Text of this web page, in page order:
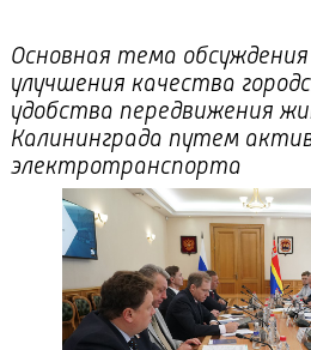
Основная тема
улучшения качества
удобства передвижения
Калининграда путем
электротранспорта